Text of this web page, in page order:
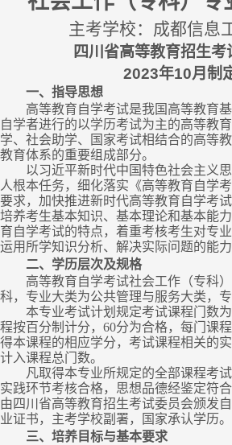
主考学校： 成都信息
四川省高等教育招生考
2023年10月制
一、指导思想
高等教育自学考试是我国高等教育
自学者进行的以学历考试为主的高等教
学、社会助学、国家考试相结合的高等
教育体系的重要组成部分。
以习近平新时代中国特色社会主义
人根本任务，细化落实《高等教育自学
要求，加快推进新时代高等教育自学考
培养考生基本知识、基本理论和基本能
育自学考试的特点，着重考核考生对专
运用所学知识分析、解决实际问题的能力
二、学历层次及规格
高等教育自学考试社会工作（专科
科，专业大类为公共管理与服务大类，
本专业考试计划规定考试课程门数为
程按百分制计分， 60分为合格，每门课
得本课程的相应学分，考试课程相关的
计入课程总门数。
凡取得本专业所规定的全部课程考
实践环节考核合格，思想品德经鉴定符
由四川省高等教育招生考试委员会颁发
业证书，主考学校副署，国家承认学历。
三、培养目标与基本要求